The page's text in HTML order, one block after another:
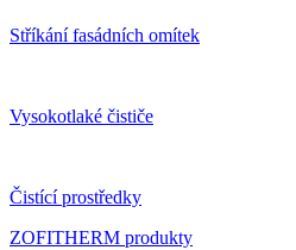
Stříkání fasádních omítek
Vysokotlaké čističe
Čistící prostředky
ZOFITHERM produkty